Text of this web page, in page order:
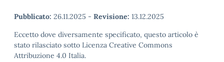
Pubblicato: 26.11.2025 - Revisione: 13.12.2025
Eccetto dove diversamente specificato, questo articolo è
stato rilasciato sotto Licenza Creative Commons
Attribuzione 4.0 Italia.